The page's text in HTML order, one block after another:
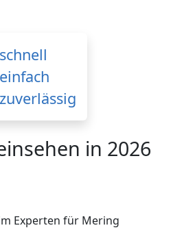
schnell
einfach
zuverlässig
in 2026
Experten für Mering